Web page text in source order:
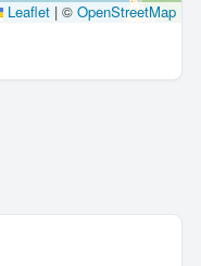
Leaflet |© OpenStreetMap